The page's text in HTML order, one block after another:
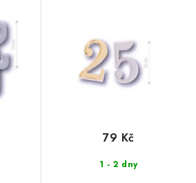
Doporučujeme
1 - 2 dny
79 Kč